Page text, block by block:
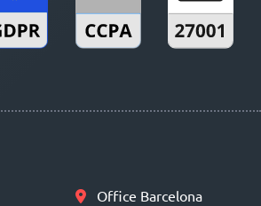
Office Barcelona